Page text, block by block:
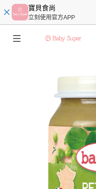
寶貝食尚
立刻使用官方APP